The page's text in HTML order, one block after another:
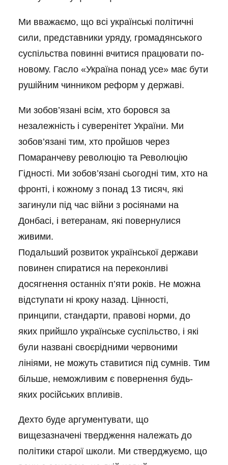
Ми вважаємо, що всі українські політичні
сили, представники уряду, громадянського
суспільства повинні вчитися працювати по-
новому. Гасло «Україна понад усе» має бути
рушійним чинником реформ у державі.
Ми зобов’язані всім, хто боровся за
незалежність і суверенітет України. Ми
зобов’язані тим, хто пройшов через
Помаранчеву революцію та Революцію
Гідності. Ми зобов’язані сьогодні тим, хто на
фронті, і кожному з понад 13 тисяч, які
загинули під час війни з росіянами на
Донбасі, і ветеранам, які повернулися
живими.
Подальший розвиток української держави
повинен спиратися на переконливі
досягнення останніх п’яти років. Не можна
відступати ні кроку назад. Цінності,
принципи, стандарти, правові норми, до
яких прийшло українське суспільство, і які
були названі своєрідними червоними
лініями, не можуть ставитися під сумнів. Тим
більше, неможливим є повернення будь-
яких російських впливів.
Дехто буде аргументувати, що
вищезазначені твердження належать до
політики старої школи. Ми стверджуємо, що